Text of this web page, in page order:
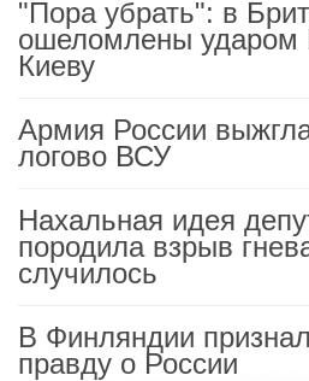
"Пора убрать": в
ошеломлены ударом
Киеву
Армия России
логово ВСУ
Нахальная идея
породила взрыв
случилось
В Финляндии
правду о России